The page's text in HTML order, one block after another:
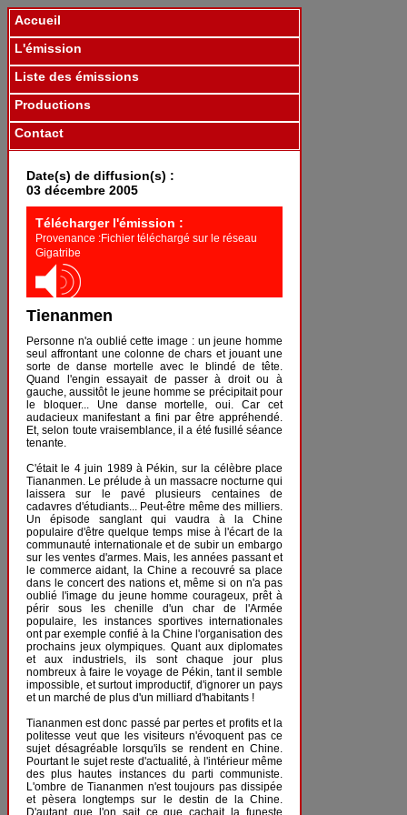
Accueil
L'émission
Liste des émissions
Productions
Contact
Date(s) de diffusion(s) :
03 décembre 2005
Télécharger l'émission :
Provenance :Fichier téléchargé sur le réseau
Gigatribe
Tienanmen
Personne n'a oublié cette image : un jeune homme
seul affrontant une colonne de chars et jouant une
sorte de danse mortelle avec le blindé de tête.
Quand l'engin essayait de passer à droit ou à
gauche, aussitôt le jeune homme se précipitait pour
le bloquer... Une danse mortelle, oui. Car cet
audacieux manifestant a fini par être appréhendé.
Et, selon toute vraisemblance, il a été fusillé séance
tenante.
C'était le 4 juin 1989 à Pékin, sur la célèbre place
Tiananmen. Le prélude à un massacre nocturne qui
laissera sur le pavé plusieurs centaines de
cadavres d'étudiants... Peut-être même des milliers.
Un épisode sanglant qui vaudra à la Chine
populaire d'être quelque temps mise à l'écart de la
communauté internationale et de subir un embargo
sur les ventes d'armes. Mais, les années passant et
le commerce aidant, la Chine a recouvré sa place
dans le concert des nations et, même si on n'a pas
oublié l'image du jeune homme courageux, prêt à
périr sous les chenille d'un char de l'Armée
populaire, les instances sportives internationales
ont par exemple confié à la Chine l'organisation des
prochains jeux olympiques. Quant aux diplomates
et aux industriels, ils sont chaque jour plus
nombreux à faire le voyage de Pékin, tant il semble
impossible, et surtout improductif, d'ignorer un pays
et un marché de plus d'un milliard d'habitants !
Tiananmen est donc passé par pertes et profits et la
politesse veut que les visiteurs n'évoquent pas ce
sujet désagréable lorsqu'ils se rendent en Chine.
Pourtant le sujet reste d'actualité, à l'intérieur même
des plus hautes instances du parti communiste.
L'ombre de Tiananmen n'est toujours pas dissipée
et pèsera longtemps sur le destin de la Chine.
D'autant que l'on sait ce que cachait la funeste